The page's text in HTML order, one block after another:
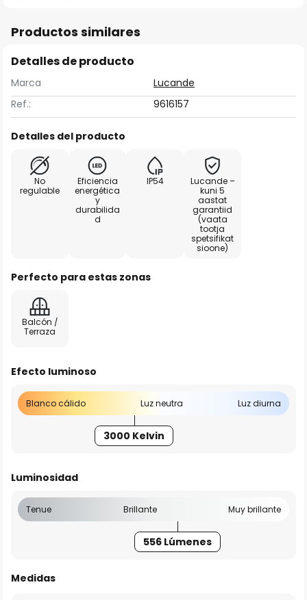
Productos similares
Detalles de producto
Marca
Lucande
Ref.:
9616157
Detalles del producto
No
regulable
Eficiencia
energética
y
durabilida
d
IP54
Lucande –
kuni 5
aastat
garantiid
(vaata
tootja
spetsifikat
sioone)
Perfecto para estas zonas
Balcón /
Terraza
Efecto luminoso
Blanco cálido Luz neutra Luz diurna
3000 Kelvin
Luminosidad
Tenue Brillante Muy brillante
556 Lúmenes
Medidas